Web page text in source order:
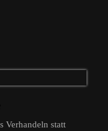
Verhandeln statt